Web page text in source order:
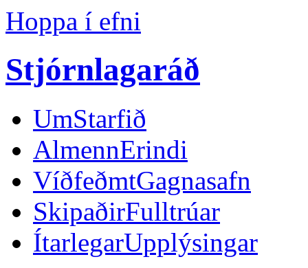
Hoppa í efni
Stjórnlagaráð
UmStarfið
AlmennErindi
VíðfeðmtGagnasafn
SkipaðirFulltrúar
ÍtarlegarUpplýsingar